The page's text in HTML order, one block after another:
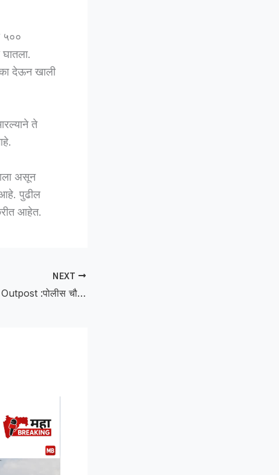
५००
देऊन खाली
ते
असून
पुढील
आहेत.
NEXT
Chaos at Police Outpost :पोलीस चौकीत गोंधळ; पोलिसालाच केली मारहाण,तिघांवर गुन्हा